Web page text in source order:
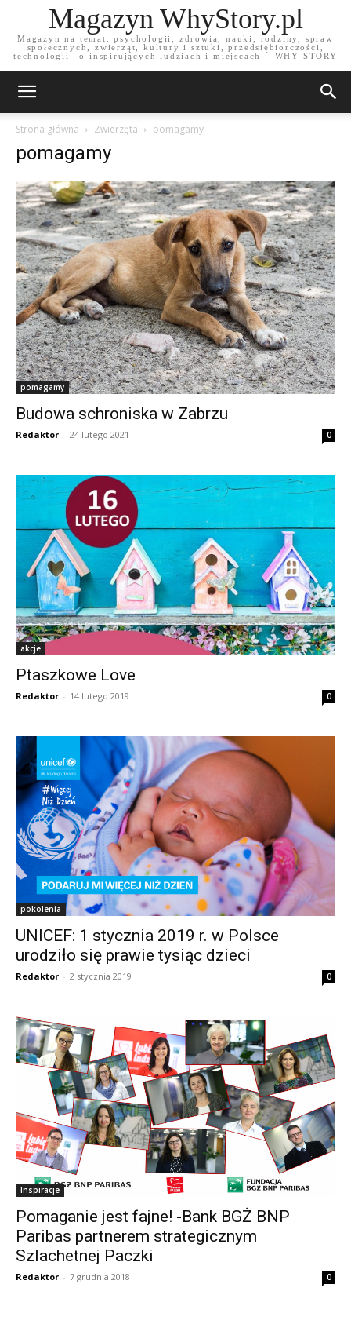
Magazyn WhyStory.pl
Magazyn na temat: psychologii, zdrowia, nauki, rodziny, spraw
społecznych, zwierząt, kultury i sztuki, przedsiębiorczości,
technologii– o inspirujących ludziach i miejscach – WHY STORY
Strona główna Zwierzęta pomagamy
pomagamy
pomagamy
Budowa schroniska w Zabrzu
Redaktor - 24 lutego 2021 0
akcje
Ptaszkowe Love
Redaktor - 14 lutego 2019 0
pokolenia
UNICEF: 1 stycznia 2019 r. w Polsce
urodziło się prawie tysiąc dzieci
Redaktor - 2 stycznia 2019 0
Inspiracje
Pomaganie jest fajne! -Bank BGŻ BNP
Paribas partnerem strategicznym
Szlachetnej Paczki
Redaktor - 7 grudnia 2018 0